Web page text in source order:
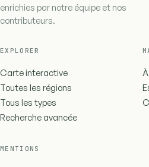
enrichies par notre équipe et nos
contributeurs.
EXPLORER
Carte interactive
Toutes les régions
Tous les types
Recherche avancée
MENTIONS